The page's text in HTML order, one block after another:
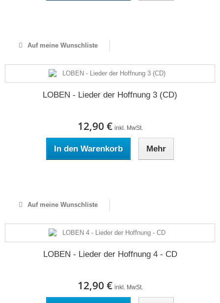
Auf meine Wunschliste
LOBEN - Lieder der Hoffnung 3 (CD)
12,90 € inkl. MwSt.
In den Warenkorb Mehr
Auf meine Wunschliste
LOBEN - Lieder der Hoffnung 4 - CD
12,90 € inkl. MwSt.